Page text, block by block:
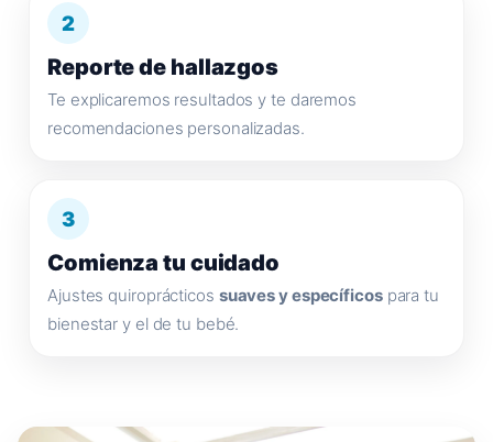
2
Reporte de hallazgos
Te explicaremos resultados y te daremos
recomendaciones personalizadas.
3
Comienza tu cuidado
Ajustes quiroprácticos suaves y específicospara tu
bienestar y el de tu bebé.